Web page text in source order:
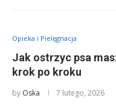
Opieka i Pielęgnacja
Jak ostrzyc psa
krok po kroku
by Oska 7 lutego, 2026